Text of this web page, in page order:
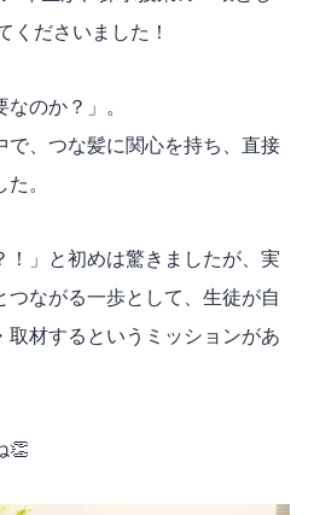
くださいました！
のか？」。
で、つな髪に関心を持ち、直接
。
！」と初めは驚きましたが、実
つながる一歩として、生徒が自
取材するというミッションがあ
👏